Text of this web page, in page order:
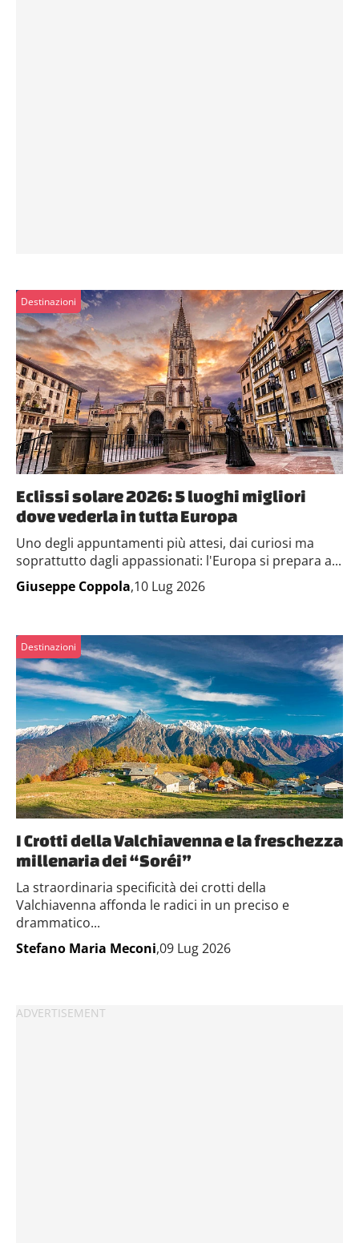
Destinazioni
Eclissi solare 2026: 5 luoghi migliori
dove vederla in tutta Europa
Uno degli appuntamenti più attesi, dai curiosi ma
soprattutto dagli appassionati: l'Europa si prepara a...
Giuseppe Coppola,10 Lug 2026
Destinazioni
I Crotti della Valchiavenna e la freschezza
millenaria dei “Soréi”
La straordinaria specificità dei crotti della
Valchiavenna affonda le radici in un preciso e
drammatico...
Stefano Maria Meconi,09 Lug 2026